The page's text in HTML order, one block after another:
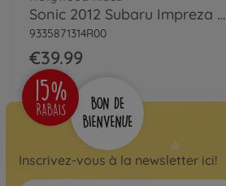
Sonic 2012 Subaru Impreza WRX STI 1:24
9335871314R00
€39.99
Inscrivez-vous à la newsletter ici!